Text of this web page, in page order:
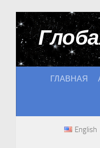
ГЛАВНАЯ
English